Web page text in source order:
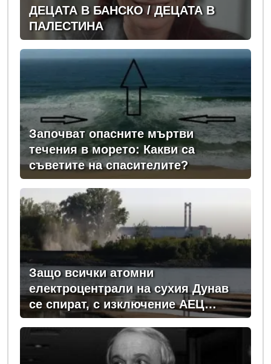
ДЕЦАТА В БАНСКО / ДЕЦАТА В
ПАЛЕСТИНА
Започват опасните мъртви
течения в морето: Какви са
съветите на спасителите?
Защо всички атомни
електроцентрали на сухия Дунав
се спират, с изключение АЕЦ
"Козлодуй"?